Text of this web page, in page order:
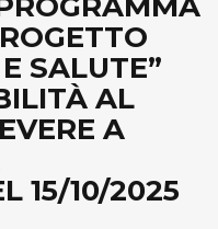
SALUTE”
AL
A
15/10/2025